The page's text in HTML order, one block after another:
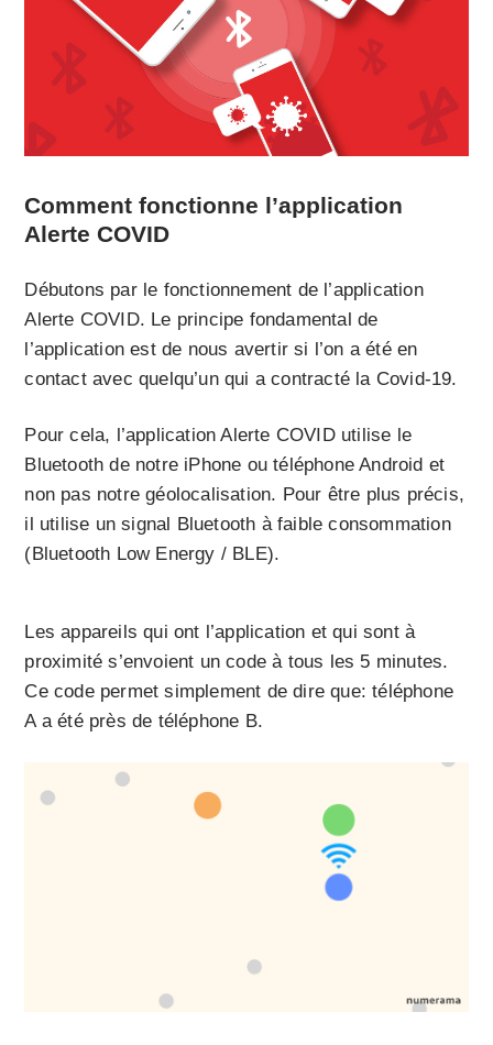
Comment fonctionne l’application
Alerte COVID
Débutons par le fonctionnement de l’application
Alerte COVID. Le principe fondamental de
l’application est de nous avertir si l’on a été en
contact avec quelqu’un qui a contracté la Covid-19.
Pour cela, l’application Alerte COVID utilise le
Bluetooth de notre iPhone ou téléphone Android et
non pas notre géolocalisation. Pour être plus précis,
il utilise un signal Bluetooth à faible consommation
(Bluetooth Low Energy / BLE).
Les appareils qui ont l’application et qui sont à
proximité s’envoient un code à tous les 5 minutes.
Ce code permet simplement de dire que: téléphone
A a été près de téléphone B.